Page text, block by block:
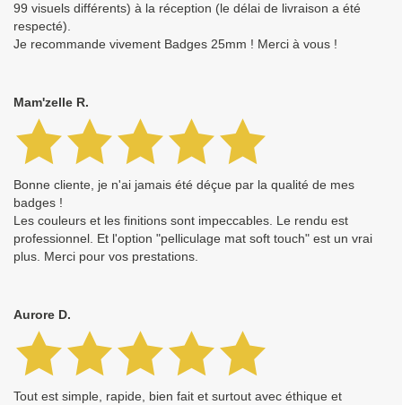
99 visuels différents) à la réception (le délai de livraison a été
respecté).
Je recommande vivement Badges 25mm ! Merci à vous !
Mam'zelle R.
Bonne cliente, je n'ai jamais été déçue par la qualité de mes
badges !
Les couleurs et les finitions sont impeccables. Le rendu est
professionnel. Et l'option "pelliculage mat soft touch" est un vrai
plus. Merci pour vos prestations.
Aurore D.
Tout est simple, rapide, bien fait et surtout avec éthique et